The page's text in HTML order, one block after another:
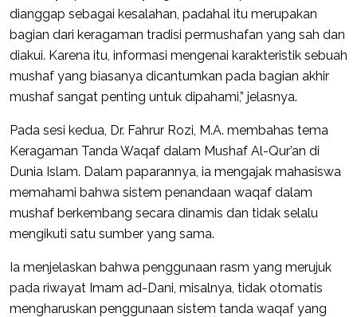
dianggap sebagai kesalahan, padahal itu merupakan
bagian dari keragaman tradisi permushafan yang sah dan
diakui. Karena itu, informasi mengenai karakteristik sebuah
mushaf yang biasanya dicantumkan pada bagian akhir
mushaf sangat penting untuk dipahami,” jelasnya.
Pada sesi kedua, Dr. Fahrur Rozi, M.A. membahas tema
Keragaman Tanda Waqaf dalam Mushaf Al-Qur’an di
Dunia Islam. Dalam paparannya, ia mengajak mahasiswa
memahami bahwa sistem penandaan waqaf dalam
mushaf berkembang secara dinamis dan tidak selalu
mengikuti satu sumber yang sama.
Ia menjelaskan bahwa penggunaan rasm yang merujuk
pada riwayat Imam ad-Dani, misalnya, tidak otomatis
mengharuskan penggunaan sistem tanda waqaf yang